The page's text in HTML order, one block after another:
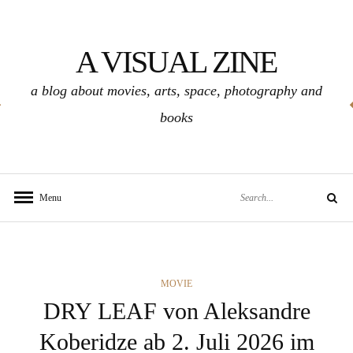
A VISUAL ZINE
a blog about movies, arts, space, photography and
books
Menu Search
CATEGORIES
MOVIE
DRY LEAF von Aleksandre
Koberidze ab 2. Juli 2026 im